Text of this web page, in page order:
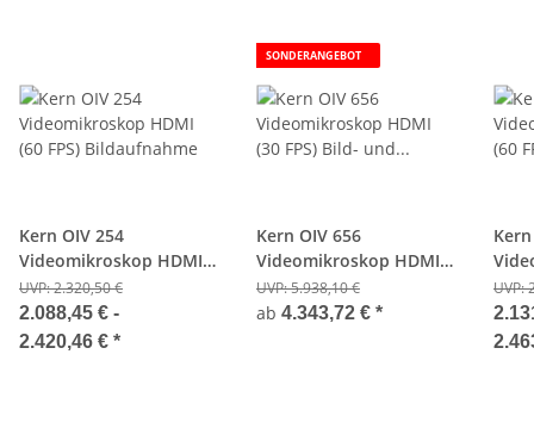
Kern OIV 254
Videomikroskop HDMI
(60 FPS) Bildaufnahme
UVP:2.320,50 €
2.088,45 € -
2.420,46 € *
SONDERANGEBOT
Kern OIV 656
Videomikroskop HDMI
(30 FPS) Bild- und
Videoaufnahmen,
UVP:5.938,10 €
ab 4.343,72 € *
(60
UVP: